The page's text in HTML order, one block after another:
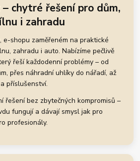
– chytré řešení pro dům,
i zahradu
e-shopu zaměřeném na praktické
zahradu i auto. Nabízíme pečlivě
řeší každodenní problémy – od
přes náhradní uhlíky do nářadí, až
příslušenství.
řešení bez zbytečných kompromisů –
fungují a dávají smysl jak pro
profesionály.